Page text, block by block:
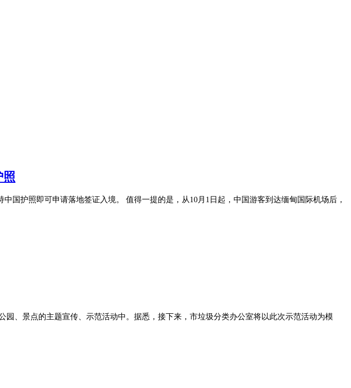
照
国护照即可申请落地签证入境。 值得一提的是，从10月1日起，中国游客到达缅甸国际机场后，
、景点的主题宣传、示范活动中。据悉，接下来，市垃圾分类办公室将以此次示范活动为模